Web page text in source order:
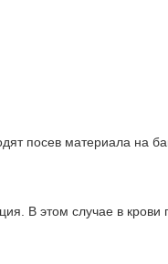
посев материала на
В этом случае в крови